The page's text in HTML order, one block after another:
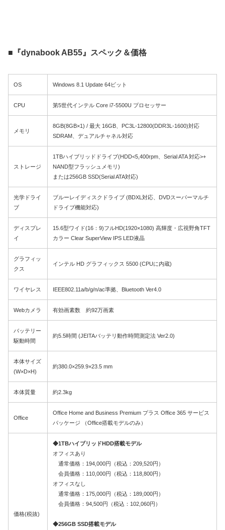
■『dynabook AB55』スペック＆価格
OS Windows 8.1 Update 64ビット
CPU 第5世代インテル Core i7-5500U プロセッサー
メモリ
8GB(8GB×1) / 最大 16GB、PC3L-12800(DDR3L-1600)対応
SDRAM、デュアルチャネル対応
ストレージ
1TBハイブリッドドライブ(HDD<5,400rpm、Serial ATA 対応>+
NAND型フラッシュメモリ)
または256GB SSD(Serial ATA対応)
光学ドライ
ブ
ブルーレイディスクドライブ (BDXL対応、DVDスーパーマルチ
ドライブ機能対応)
ディスプレ
イ
15.6型ワイド(16：9)フルHD(1920×1080) 高輝度・広視野角TFT
カラー Clear SuperView IPS LED液晶
グラフィッ
クス
インテル HD グラフィックス 5500 (CPUに内蔵)
ワイヤレス IEEE802.11a/b/g/n/ac準拠、Bluetooth Ver4.0
Webカメラ 有効画素数 約92万画素
バッテリー
駆動時間
約5.5時間 (JEITAバッテリ動作時間測定法 Ver2.0)
本体サイズ
(W×D×H)
約380.0×259.9×23.5 mm
本体質量 約2.3kg
Office
Office Home and Business Premium プラス Office 365 サービス
パッケージ （Office搭載モデルのみ）
価格(税抜)
◆1TBハイブリッドHDD搭載モデル
オフィスあり
通常価格：194,000円（税込：209,520円）
会員価格：110,000円（税込：118,800円）
オフィスなし
通常価格：175,000円（税込：189,000円）
会員価格：94,500円（税込：102,060円）
◆256GB SSD搭載モデル